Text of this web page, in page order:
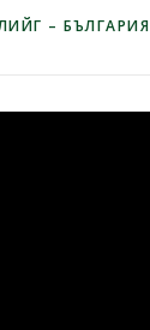
– БЪЛГАРИЯ